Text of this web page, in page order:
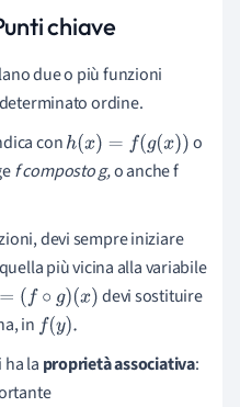
chiave
due o più funzioni
ordine.
conh(x)= (g( x))
o
f composto g,o anche f
devi sempre iniziare
più vicina alla variabile
∘g (x) devi sostituire
in f(y).
la proprietà associativa: